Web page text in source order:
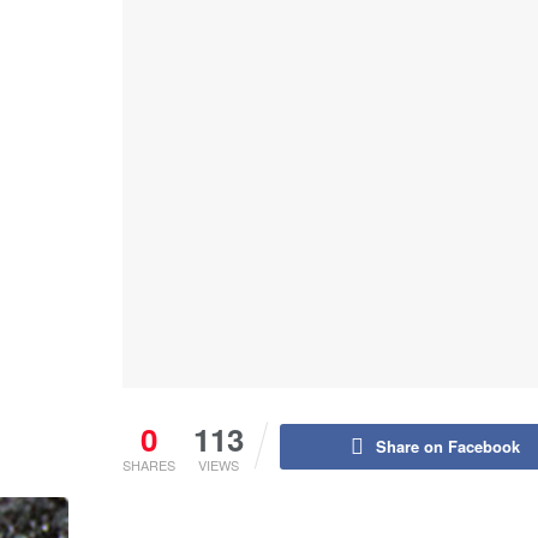
0
SHARES
113
VIEWS
Share on Facebook